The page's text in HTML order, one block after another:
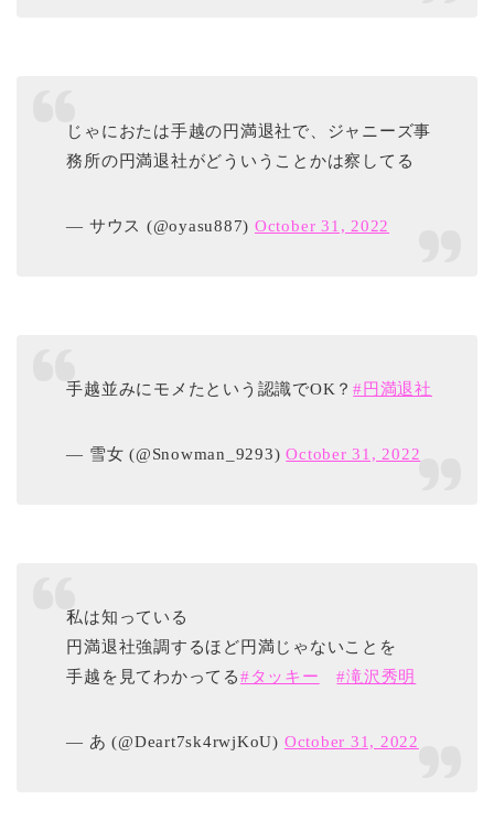
じゃにおたは手越の円満退社で、ジャニーズ事
務所の円満退社がどういうことかは察してる
— サウス (@oyasu887) October 31, 2022
手越並みにモメたという認識でOK？#円満退社
— 雪女 (@Snowman_9293)October 31, 2022
私は知っている
円満退社強調するほど円満じゃないことを
手越を見てわかってる#タッキー #滝沢秀明
— あ (@Deart7sk4rwjKoU) October 31, 2022